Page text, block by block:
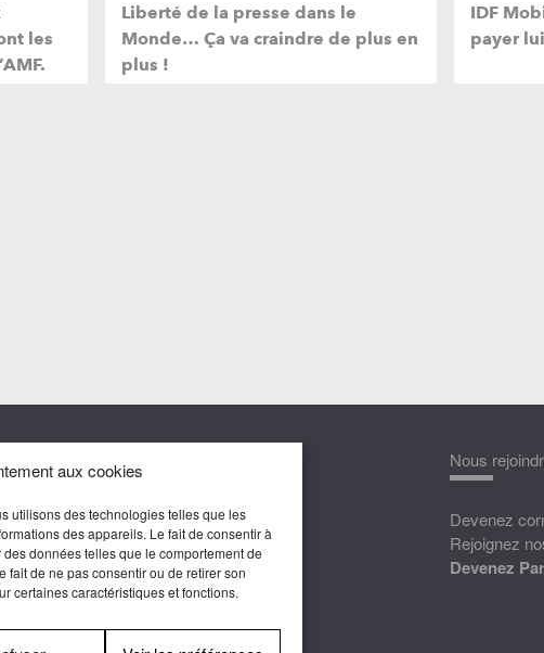
aux cookies
utilisons des technologies telles que les
des appareils. Le fait de consentir à
données telles que le comportement de
fait de ne pas consentir ou de retirer son
certaines caractéristiques et fonctions.
les
Liberté de la presse dans le
Monde… Ça va craindre de plus en
plus !
IDF
payer
Agora Médias
Yves Guittat
Nous
Devenez
Rejoignez
Devenez